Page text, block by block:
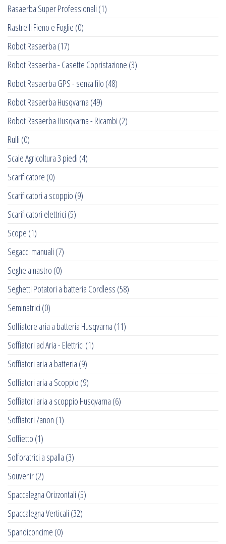
Rasaerba Super Professionali (1)
Rastrelli Fieno e Foglie (0)
Robot Rasaerba (17)
Robot Rasaerba - Casette Copristazione (3)
Robot Rasaerba GPS - senza filo (48)
Robot Rasaerba Husqvarna (49)
Robot Rasaerba Husqvarna - Ricambi (2)
Rulli (0)
Scale Agricoltura 3 piedi (4)
Scarificatore (0)
Scarificatori a scoppio (9)
Scarificatori elettrici (5)
Scope (1)
Segacci manuali (7)
Seghe a nastro (0)
Seghetti Potatori a batteria Cordless (58)
Seminatrici (0)
Soffiatore aria a batteria Husqvarna (11)
Soffiatori ad Aria - Elettrici (1)
Soffiatori aria a batteria (9)
Soffiatori aria a Scoppio (9)
Soffiatori aria a scoppio Husqvarna (6)
Soffiatori Zanon (1)
Soffietto (1)
Solforatrici a spalla (3)
Souvenir(2)
Spaccalegna Orizzontali (5)
Spaccalegna Verticali (32)
Spandiconcime (0)